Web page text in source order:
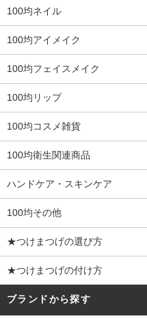
100均ネイル
100均アイメイク
100均フェイスメイク
100均リップ
100均コスメ雑貨
100均衛生関連商品
ハンドケア・スキンケア
100均その他
★つけまつげの選び方
★つけまつげの付け方
ブランドから探す